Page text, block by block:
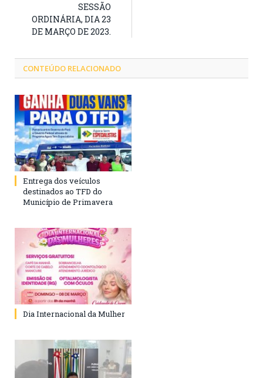
SESSÃO
ORDINÁRIA, DIA 23
DE MARÇO DE 2023.
CONTEÚDO RELACIONADO
Entrega dos veículos
destinados ao TFD do
Município de Primavera
Dia Internacional da Mulher